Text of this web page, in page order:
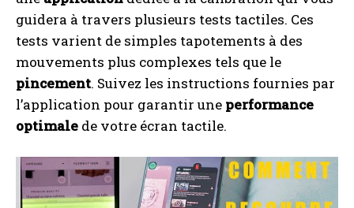
guidera à travers plusieurs tests tactiles. Ces
tests varient de simples tapotements à des
mouvements plus complexes tels que le
pincement. Suivez les instructions fournies par
l’application pour garantir une performance
optimale de votre écran tactile.